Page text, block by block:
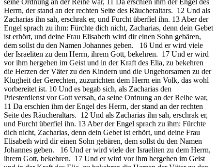
seine Ordnung an der Reihe war, 11 Da erschien ihm der Engel des
Herrn, der stand an der rechten Seite des Räucheraltars. 12 Und als
Zacharias ihn sah, erschrak er, und Furcht überfiel ihn. 13 Aber der
Engel sprach zu ihm: Fürchte dich nicht, Zacharias, denn dein Gebet
ist erhört, und deine Frau Elisabeth wird dir einen Sohn gebären,
dem sollst du den Namen Johannes geben. 16 Und er wird viele
der Israeliten zu dem Herrn, ihrem Gott, bekehren. 17 Und er wird
vor ihm hergehen im Geist und in der Kraft des Elia, zu bekehren
die Herzen der Väter zu den Kindern und die Ungehorsamen zu der
Klugheit der Gerechten, zuzurichten dem Herrn ein Volk, das wohl
vorbereitet ist. 10 Und es begab sich, als Zacharias den
Priesterdienst vor Gott versah, da seine Ordnung an der Reihe war,
11 Da erschien ihm der Engel des Herrn, der stand an der rechten
Seite des Räucheraltars. 12 Und als Zacharias ihn sah, erschrak er,
und Furcht überfiel ihn. 13 Aber der Engel sprach zu ihm: Fürchte
dich nicht, Zacharias, denn dein Gebet ist erhört, und deine Frau
Elisabeth wird dir einen Sohn gebären, dem sollst du den Namen
Johannes geben. 16 Und er wird viele der Israeliten zu dem Herrn,
ihrem Gott, bekehren. 17 Und er wird vor ihm hergehen im Geist